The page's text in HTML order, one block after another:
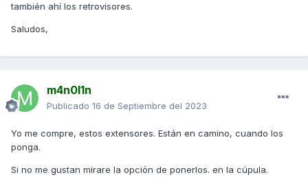
también ahí los retrovisores.
Saludos,
m4n0l1n
Publicado 16 de Septiembre del 2023
Yo me compre, estos extensores. Están en camino, cuando los
ponga.
Si no me gustan mirare la opción de ponerlos. en la cúpula.